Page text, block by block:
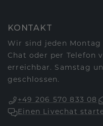
KONTAKT
Wir sind jeden
Chat oder per Telefon
erreichbar. Samstag
geschlossen.
+49 206 570 833 08
Einen Livechat